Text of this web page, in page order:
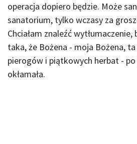
operacja dopiero będzie. Może
sanatorium, tylko wczasy za
Chciałam znaleźć
taka, że Bożena - moja Bożena,
pierogów i piątkowych herbat -
okłamała.